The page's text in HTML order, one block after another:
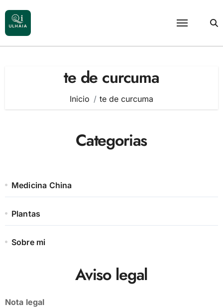
al
contenido
te de curcuma
Inicio te de curcuma
Categorias
Medicina China
Plantas
Sobre mi
Aviso legal
Nota legal